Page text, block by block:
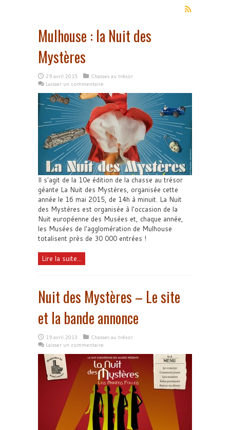
Mulhouse : la Nuit des
Mystères
29 avril 2015
Chasses au trésor
Laisser un commentaire
Il s'agit de la 10e édition de la chasse au trésor
géante La Nuit des Mystères, organisée cette
année le 16 mai 2015, de 14h à minuit. La Nuit
des Mystères est organisée à l'occasion de la
Nuit européenne des Musées et, chaque année,
les Musées de l'agglomération de Mulhouse
totalisent près de 30 000 entrées !
Lire la suite...
Nuit des Mystères – Le site
et la bande annonce
19 avril 2013
Chasses au trésor
Laisser un commentaire